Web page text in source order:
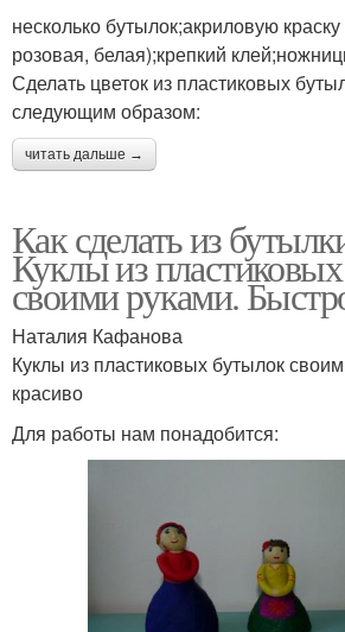
несколько бутылок;акриловую
розовая, белая);крепкий
Сделать цветок из пластиковых
следующим образом:
читать дальше →
Как сделать из
Куклы из
своими руками.
Наталия Кафанова
Куклы из пластиковых бутылок
красиво
Для работы нам понадобится: